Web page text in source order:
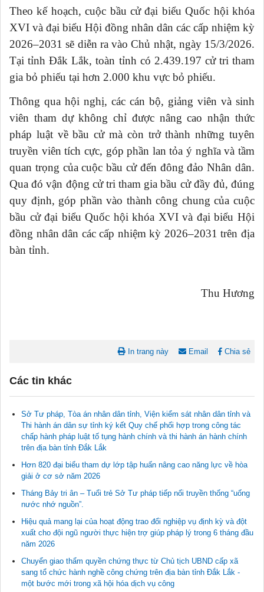
Theo kế hoạch, cuộc bầu cử đại biểu Quốc hội khóa
XVI và đại biểu Hội đồng nhân dân các cấp nhiệm kỳ
2026–2031 sẽ diễn ra vào Chủ nhật, ngày 15/3/2026.
Tại tỉnh Đắk Lắk, toàn tỉnh có 2.439.197 cử tri tham
gia bỏ phiếu tại hơn 2.000 khu vực bỏ phiếu.
Thông qua hội nghị, các cán bộ, giảng viên và sinh
viên tham dự không chỉ được nâng cao nhận thức
pháp luật về bầu cử mà còn trở thành những tuyên
truyền viên tích cực, góp phần lan tỏa ý nghĩa và tầm
quan trọng của cuộc bầu cử đến đông đảo Nhân dân.
Qua đó vận động cử tri tham gia bầu cử đầy đủ, đúng
quy định, góp phần vào thành công chung của cuộc
bầu cử đại biểu Quốc hội khóa XVI và đại biểu Hội
đồng nhân dân các cấp nhiệm kỳ 2026–2031 trên địa
bàn tỉnh.
Thu Hương
In trang này Email Chia sẻ
Các tin khác
Sở Tư pháp, Tòa án nhân dân tỉnh, Viện kiểm sát nhân dân tỉnh và
Thi hành án dân sự tỉnh ký kết Quy chế phối hợp trong công tác
chấp hành pháp luật tố tụng hành chính và thi hành án hành chính
trên địa bàn tỉnh Đắk Lắk
Hơn 820 đại biểu tham dự lớp tập huấn nâng cao năng lực về hòa
giải ở cơ sở năm 2026
Tháng Bảy tri ân – Tuổi trẻ Sở Tư pháp tiếp nối truyền thống “uống
nước nhớ nguồn”.
Hiệu quả mang lại của hoạt động trao đổi nghiệp vụ định kỳ và đột
xuất cho đội ngũ người thực hiện trợ giúp pháp lý trong 6 tháng đầu
năm 2026
Chuyển giao thẩm quyền chứng thực từ Chủ tịch UBND cấp xã
sang tổ chức hành nghề công chứng trên địa bàn tỉnh Đắk Lắk -
một bước mới trong xã hội hóa dịch vụ công
Tài liệu phục vụ tiêu chí tiếp cận pháp luật trong đánh giá Nông
thôn mới
11/02/2026 08:45:12
Tài liệu Hội nghị công chức, viên chức và người lao động năm
2025
15/01/2026 15:29:29